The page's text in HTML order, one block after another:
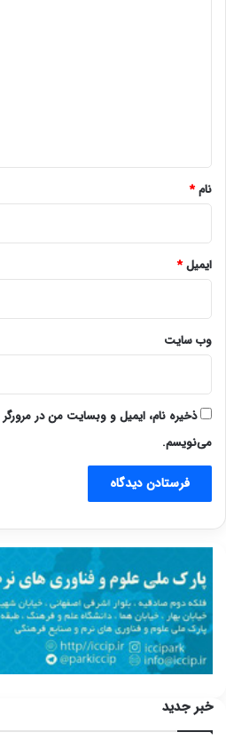
نام*
ایمیل*
وب‌ سایت
ذخیره نام، ایمیل و وبسایت من در مرورگر
می‌نویسم.
خبر جدید